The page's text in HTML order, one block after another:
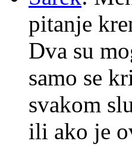
pitanje
Dva su
samo se
svakom
ili ako je